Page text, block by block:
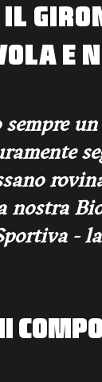
E
sempre
nostra
-la